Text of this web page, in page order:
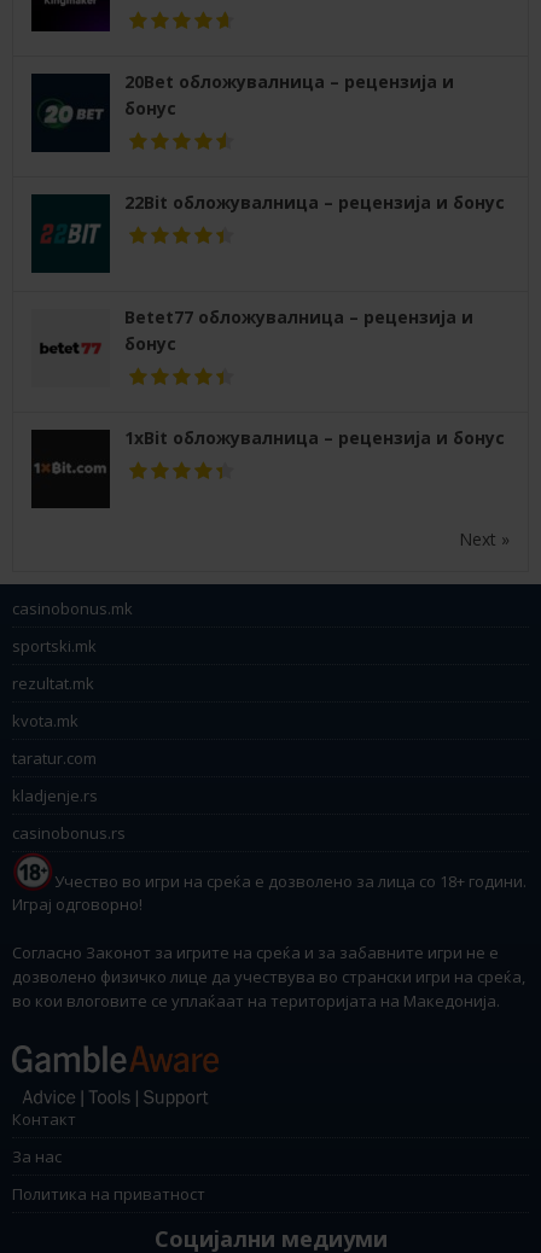
20Bet обложувалница – рецензија и
бонус
22Bit обложувалница – рецензија и бонус
Betet77 обложувалница – рецензија и
бонус
1xBit обложувалница – рецензија и бонус
Next »
casinobonus.mk
sportski.mk
rezultat.mk
kvota.mk
taratur.com
kladjenje.rs
casinobonus.rs
Учество во игри на среќа е дозволено за лица со 18+ години.
Играј одговорно!
Согласно Законот за игрите на среќа и за забавните игри не е
дозволено физичко лице да учествува во странски игри на среќа,
во кои влоговите се уплаќаат на територијата на Македонија.
Контакт
За нас
Политика на приватност
Социјални медиуми